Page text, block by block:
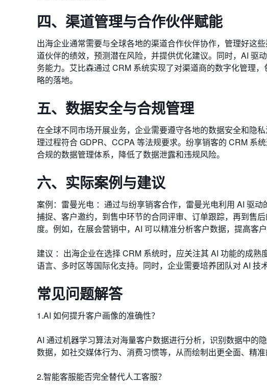
四、渠道管理与合作伙伴赋能
出海企业通常需要与全球各地的渠道合作伙伴协作，管理好这
道伙伴的绩效，预测潜在风险，并提供优化建议。同时，AI 驱
务能力。艾比森通过 CRM 系统实现了对渠道商的数字化管理
略的落地。
五、数据安全与合规管理
在全球不同市场开展业务，企业需要遵守各地的数据安全和隐
理过程符合 GDPR、CCPA 等法规要求。纷享销客的 CRM 系
合规的数据管理体系，降低了数据泄露和违规风险。
六、实际案例与建议
案例：雷曼光电 ：通过与纷享销客合作，雷曼光电利用 AI 驱
捕捉、客户邀约，到售中环节的合同评审、订单跟踪，再到售
度。例如，在展会营销中，AI 可以精准分析客户数据，提高客
建议 ：出海企业在选择 CRM 系统时，应关注其 AI 功能的成
语言、多时区等国际化支持。同时，企业需要培养团队对 AI 技
常见问题解答
1.AI 如何提升客户画像的准确性？
AI 通过机器学习算法对海量客户数据进行分析，识别数据中的
数据，如社交媒体行为、消费习惯等，从而绘制出更全面、精准
2.智能客服能否完全替代人工客服？